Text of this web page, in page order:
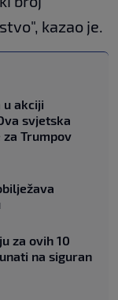
kazao je.
u akciji
svjetska
Trumpov
za ovih 10
na siguran